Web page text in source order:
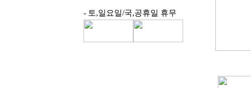
- 토,일요일/국,공휴일 휴무